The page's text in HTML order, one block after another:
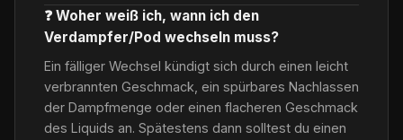
❓ Woher weiß ich, wann ich den
Verdampfer/Pod wechseln muss?
Ein fälliger Wechsel kündigt sich durch einen leicht
verbrannten Geschmack, ein spürbares Nachlassen
der Dampfmenge oder einen flacheren Geschmack
des Liquids an. Spätestens dann solltest du einen